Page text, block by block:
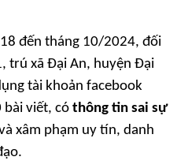
đến tháng 10/2024, đối
trú xã Đại An, huyện Đại
tài khoản facebook
bài viết, có thông tin sai sự
xâm phạm uy tín, danh